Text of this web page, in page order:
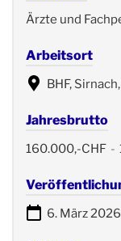
Ärzte und
Arbeitsort
BHF,
Jahresbrutto
160.000,-CHF -
6. März 2026